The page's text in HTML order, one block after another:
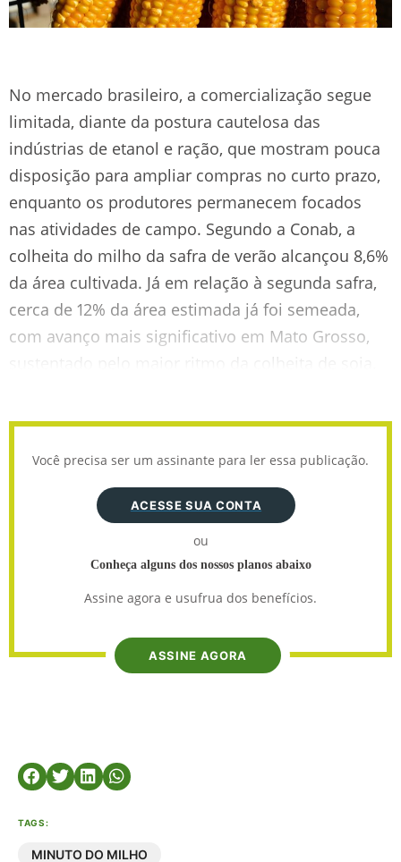
No mercado brasileiro, a comercialização segue
limitada, diante da postura cautelosa das
indústrias de etanol e ração, que mostram pouca
disposição para ampliar compras no curto prazo,
enquanto os produtores permanecem focados
nas atividades de campo. Segundo a Conab, a
colheita do milho da safra de verão alcançou 8,6%
da área cultivada. Já em relação à segunda safra,
cerca de 12% da área estimada já foi semeada,
com avanço mais significativo em Mato Grosso,
sustentado pelo maior ritmo da colheita de soja.
Você precisa ser um assinante para ler essa publicação.
ACESSE SUA CONTA
ou
Conheça alguns dos nossos planos abaixo
Assine agora e usufrua dos benefícios.
ASSINE AGORA
TAGS:
MINUTO DO MILHO